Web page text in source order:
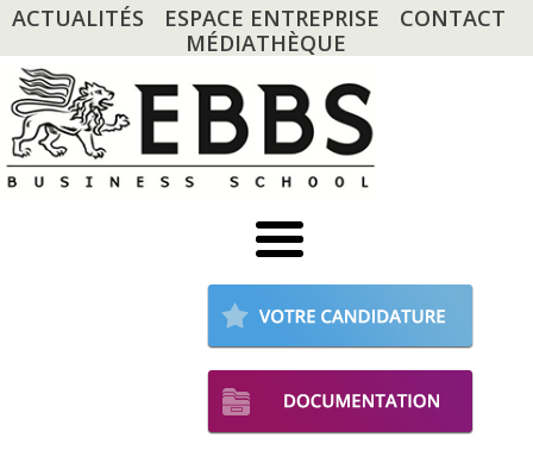
ACTUALITÉS ESPACE ENTREPRISE
CONTACT
MÉDIATHÈQUE